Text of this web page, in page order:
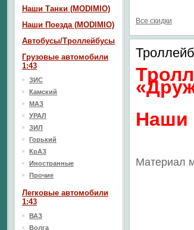
Все скидки
Наши
Материал
Наши Танки (MODIMIO)
Наши Поезда (MODIMIO)
Автобусы/Троллейбусы
Грузовые автомобили
1:43
ЗИС
Камский
МАЗ
УРАЛ
ЗИЛ
Горький
КрАЗ
Иностранные
Прочие
Легковые автомобили
1:43
ВАЗ
Волга